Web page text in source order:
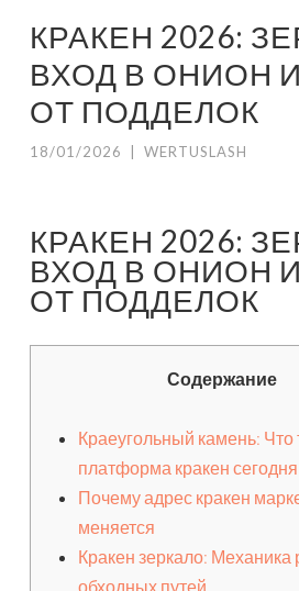
КРАКЕН 2026:
ВХОД В ОНИОН
ОТ ПОДДЕЛОК
18/01/2026 WERTUSLASH
КРАКЕН 2026:
ВХОД В ОНИОН
ОТ ПОДДЕЛОК
Содержание
Краеугольный камень: Что
платформа кракен сегодня
Почему адрес кракен
меняется
Кракен зеркало: Механика
обходных путей